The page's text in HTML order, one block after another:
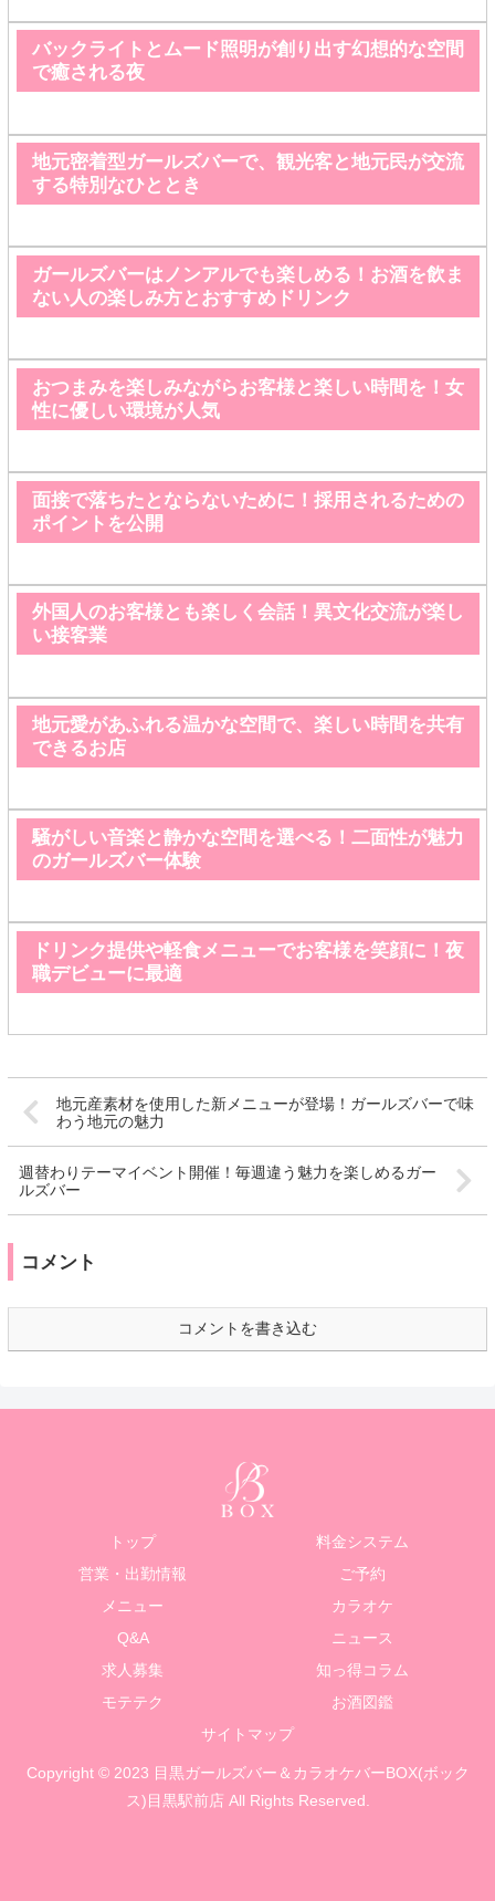
バックライトとムード照明が創り出す幻想的な空間
で癒される夜
地元密着型ガールズバーで、観光客と地元民が交流
する特別なひととき
ガールズバーはノンアルでも楽しめる！お酒を飲ま
ない人の楽しみ方とおすすめドリンク
おつまみを楽しみながらお客様と楽しい時間を！女
性に優しい環境が人気
面接で落ちたとならないために！採用されるための
ポイントを公開
外国人のお客様とも楽しく会話！異文化交流が楽し
い接客業
地元愛があふれる温かな空間で、楽しい時間を共有
できるお店
騒がしい音楽と静かな空間を選べる！二面性が魅力
のガールズバー体験
ドリンク提供や軽食メニューでお客様を笑顔に！夜
職デビューに最適
地元産素材を使用した新メニューが登場！ガールズバーで味
わう地元の魅力
週替わりテーマイベント開催！毎週違う魅力を楽しめるガー
ルズバー
コメント
コメントを書き込む
トップ
料金システム
営業・出勤情報
ご予約
メニュー
カラオケ
Q&A
ニュース
求人募集
知っ得コラム
モテテク
お酒図鑑
サイトマップ
Copyright © 2023 目黒ガールズバー＆カラオケバーBOX(ボック
ス)目黒駅前店 All Rights Reserved.